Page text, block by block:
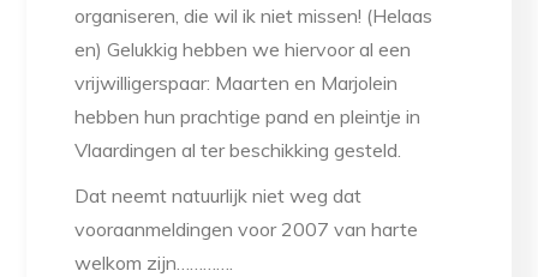
organiseren, die wil ik niet missen! (Helaas
en) Gelukkig hebben we hiervoor al een
vrijwilligerspaar: Maarten en Marjolein
hebben hun prachtige pand en pleintje in
Vlaardingen al ter beschikking gesteld.
Dat neemt natuurlijk niet weg dat
vooraanmeldingen voor 2007 van harte
welkom zijn………….